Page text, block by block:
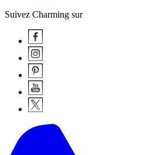
Suivez Charming sur